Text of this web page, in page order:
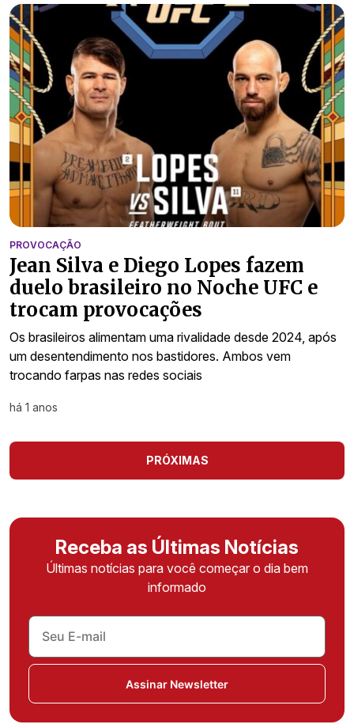
PROVOCAÇÃO
Jean Silva e Diego Lopes fazem
duelo brasileiro no Noche UFC e
trocam provocações
Os brasileiros alimentam uma rivalidade desde 2024, após
um desentendimento nos bastidores. Ambos vem
trocando farpas nas redes sociais
há 1 anos
PRÓXIMAS
Receba as Últimas Notícias
Últimas notícias para você começar o dia bem
informado
Assinar Newsletter